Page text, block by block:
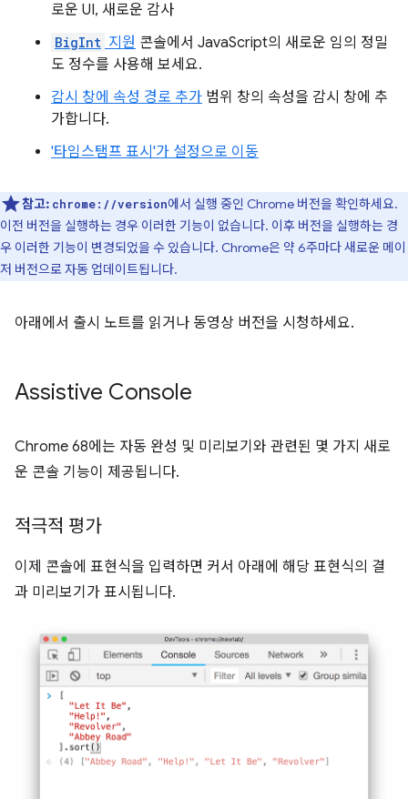
로운 UI, 새로운 감사
BigInt 지원 콘솔에서 JavaScript의 새로운 임의 정밀
도 정수를 사용해 보세요.
감시 창에 속성 경로 추가 범위 창의 속성을 감시 창에 추
가합니다.
'타임스탬프 표시'가 설정으로 이동
참고: chrome://version에서 실행 중인 Chrome 버전을 확인하세요.
이전 버전을 실행하는 경우 이러한 기능이 없습니다. 이후 버전을 실행하는 경
우 이러한 기능이 변경되었을 수 있습니다. Chrome은 약 6주마다 새로운 메이
저 버전으로 자동 업데이트됩니다.
아래에서 출시 노트를 읽거나 동영상 버전을 시청하세요.
Assistive Console
Chrome 68에는 자동 완성 및 미리보기와 관련된 몇 가지 새로
운 콘솔 기능이 제공됩니다.
적극적 평가
이제 콘솔에 표현식을 입력하면 커서 아래에 해당 표현식의 결
과 미리보기가 표시됩니다.